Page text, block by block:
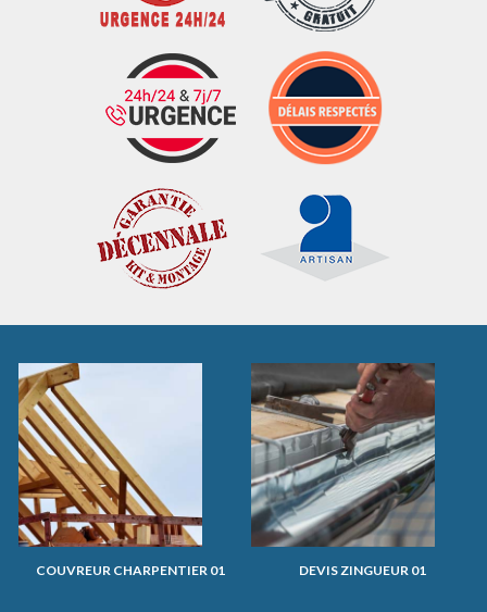
COUVREUR CHARPENTIER 01 DEVIS ZINGUEUR 01